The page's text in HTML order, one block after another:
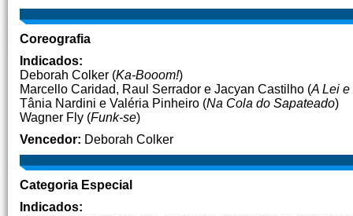
Coreografia
Indicados:
Deborah Colker (Ka-Booom!)
Marcello Caridad, Raul Serrador e Jacyan Castilho (A Lei e
Tânia Nardini e Valéria Pinheiro (Na Cola do Sapateado)
Wagner Fly (Funk-se)
Vencedor: Deborah Colker
Categoria Especial
Indicados: